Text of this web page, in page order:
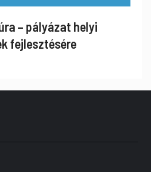
– pályázat helyi
fejlesztésére